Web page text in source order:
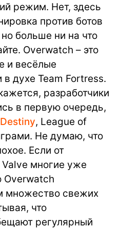
режим. Нет, здесь
против ботов
больше ни на что
Overwatch – это
и весёлые
духе Team Fortress.
разработчики
в первую очередь,
Destiny, League of
Не думаю, что
Если от
многие уже
Overwatch
множество свежих
что
регулярный